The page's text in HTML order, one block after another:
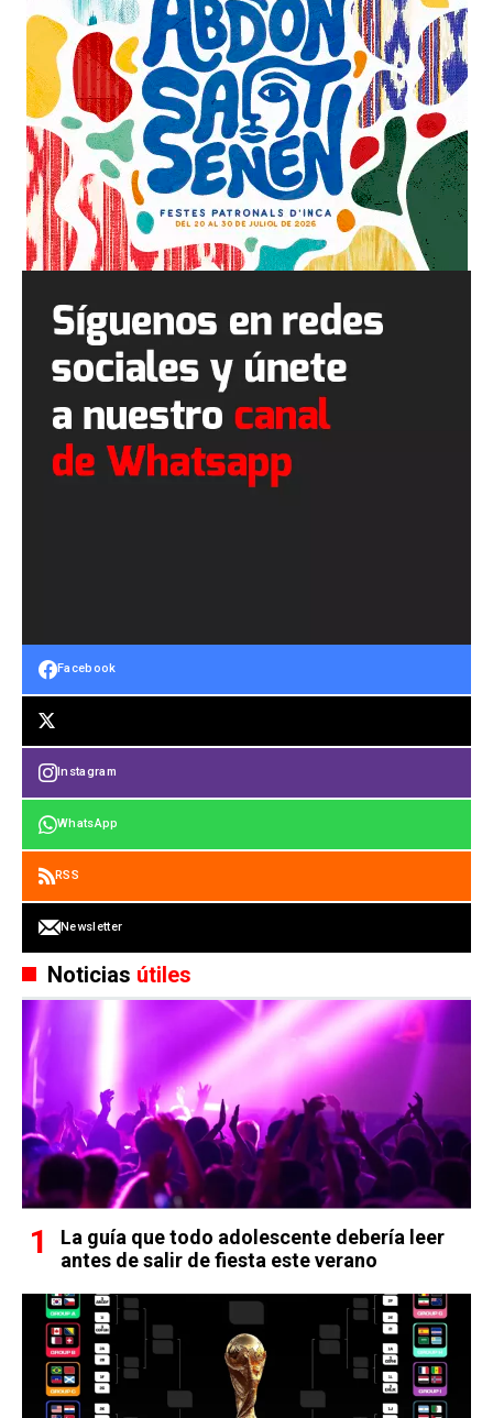
Facebook
Instagram
WhatsApp
RSS
Newsletter
Noticias útiles
La guía que todo adolescente debería leer
antes de salir de fiesta este verano